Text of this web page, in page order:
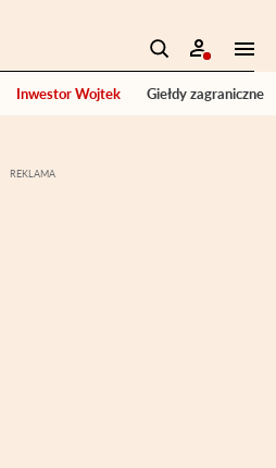
Inwestor Wojtek Giełdy zagraniczne